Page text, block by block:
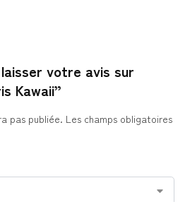
votre avis sur
Kawaii”
pas publiée. Les champs obligatoires